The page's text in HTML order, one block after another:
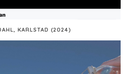
KARLSTAD (2024)